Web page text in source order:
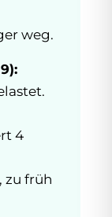
weg.
4
zu früh